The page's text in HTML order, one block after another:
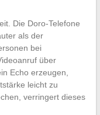
Die Doro-Telefone
als der
bei
über
Echo erzeugen,
leicht zu
verringert dieses